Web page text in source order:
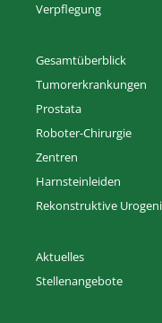
Verpflegung
Gesamtüberblick
Tumorerkrankungen
Prostata
Roboter-Chirurgie
Zentren
Harnsteinleiden
Rekonstruktive
Aktuelles
Stellenangebote